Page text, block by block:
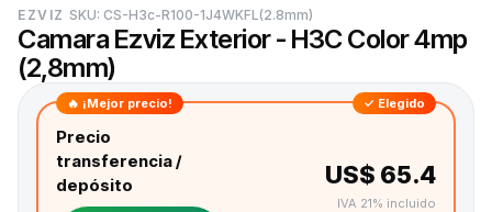
EZVIZ SKU: CS-H3c-R100-1J4WKFL(2.8mm)
Camara Ezviz Exterior - H3C Color 4mp
(2,8mm)
🔥 ¡Mejor precio! ✓ Elegido
Precio
transferencia /
depósito
US$ 65.4
IVA 21% incluido